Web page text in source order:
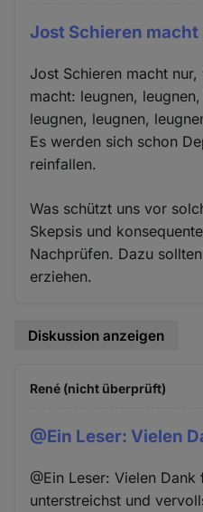
Jost Schieren macht
Jost Schieren macht
macht: leugnen,
leugnen, leugnen,
Es werden sich schon
reinfallen.
Was schützt uns vor
Skepsis und
Nachprüfen. Dazu
erziehen.
Diskussion anzeigen
René (nicht überprüft)
@Ein Leser: Vielen
@Ein Leser: Vielen
unterstreichst und